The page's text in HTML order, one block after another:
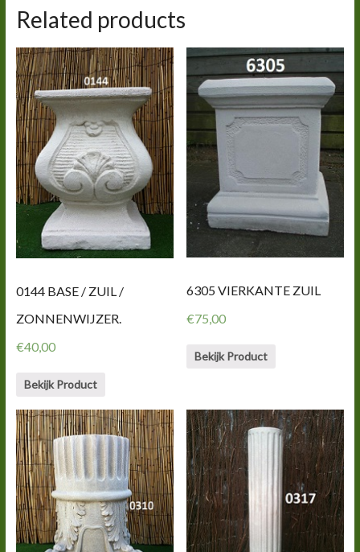
Related products
0144 BASE / ZUIL /
ZONNENWIJZER.
€40,00
Bekijk Product
6305 VIERKANTE ZUIL
€75,00
Bekijk Product